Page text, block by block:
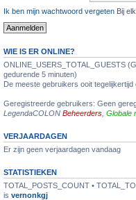
Ik ben mijn wachtwoord vergeten Bij
WIE IS ER ONLINE?
ONLINE_USERS_TOTAL_GUESTS
gedurende 5 minuten)
De meeste gebruikers ooit tegelijkertijd
Geregistreerde gebruikers: Geen
LegendaCOLON Beheerders Globale
VERJAARDAGEN
Er zijn geen verjaardagen vandaag
STATISTIEKEN
TOTAL_POSTS_COUNT •
is vernonkgj